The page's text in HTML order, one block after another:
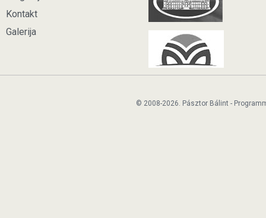
Kontakt
Galerija
© 2008-2026. Pásztor Bálint -